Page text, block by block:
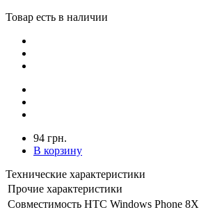
Товар есть в наличии
94 грн.
В корзину
Технические характеристики
Прочие характеристики
Совместимость HTC Windows Phone 8X